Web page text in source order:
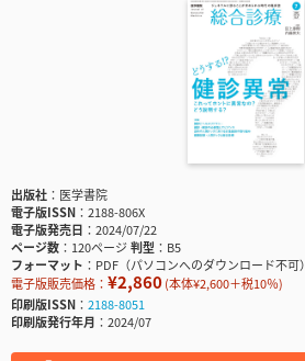
出版社
医学書院
電子版ISSN
2188-806X
電子版発売日
2024/07/22
ページ数
120ページ判型
B5
フォーマット
PDF（パソコンへのダウンロード不可）
電子版販売価格： ¥2,860(本体¥2,600＋税10％)
印刷版ISSN
2188-8051
印刷版発行年月
2024/07